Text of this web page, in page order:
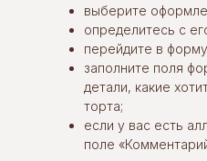
выберите
определитесь с
перейдите в форму
заполните поля
детали, какие
торта;
если у вас есть
поле